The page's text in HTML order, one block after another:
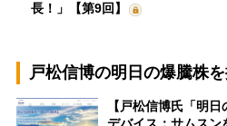
長！」【第9回】
戸松信博の明日の爆騰株を
【戸松信博氏「明